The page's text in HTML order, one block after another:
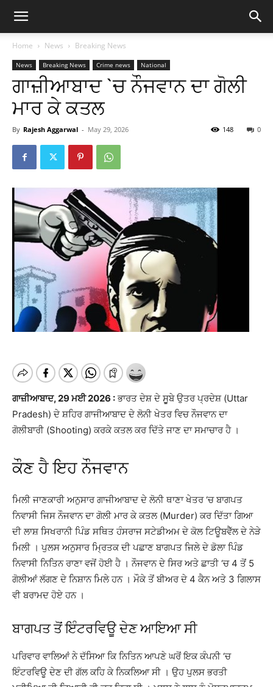
Home News Breaking News
News Breaking News Crime news National
ਗਾਜ਼ੀਆਬਾਦ `ਚ ਨੌਜਵਾਨ ਦਾ ਗੋਲੀ
ਮਾਰ ਕੇ ਕਤਲ
By Rajesh Aggarwal - May 29, 2026 0
148
ਗਾਜ਼ੀਆਬਾਦ, 29 ਮਈ 2026 : ਭਾਰਤ ਦੇਸ਼ ਦੇ ਸੂੁੁਬੇ ਉਤਰ ਪ੍ਰਦੇਸ਼ (Uttar
Pradesh) ਦੇ ਸ਼ਹਿਰ ਗਾਜੀਆਬਾਦ ਦੇ ਲੋਨੀ ਖੇਤਰ ਵਿਚ ਨੌਜਵਾਨ ਦਾ
ਗੋਲੀਬਾਰੀ (Shooting) ਕਰਕੇ ਕਤਲ ਕਰ ਦਿੱਤੇ ਜਾਣ ਦਾ ਸਮਾਚਾਰ ਹੈ ।
ਕੌਣ ਹੈ ਇਹ ਨੌਜਵਾਨ
ਮਿਲੀ ਜਾਣਕਾਰੀ ਅਨੁਸਾਰ ਗਾਜੀਆਬਾਦ ਦੇ ਲੋਨੀ ਥਾਣਾ ਖੇਤਰ ‘ਚ ਬਾਗਪਤ
ਨਿਵਾਸੀ ਜਿਸ ਨੌਜਵਾਨ ਦਾ ਗੋਲੀ ਮਾਰ ਕੇ ਕਤਲ (Murder) ਕਰ ਦਿੱਤਾ ਗਿਆ
ਦੀ ਲਾਸ਼ ਸਿਖਰਾਨੀ ਪਿੰਡ ਸਥਿਤ ਹੰਸਰਾਜ ਸਟੇਡੀਅਮ ਦੇ ਕੋਲ ਟਿਊਬਵੈੱਲ ਦੇ ਨੇੜੇ
ਮਿਲੀ । ਪੁਲਸ ਅਨੁਸਾਰ ਮ੍ਰਿਤਕ ਦੀ ਪਛਾਣ ਬਾਗਪਤ ਜਿਲੇ ਦੇ ਡੋਲਾ ਪਿੰਡ
ਨਿਵਾਸੀ ਨਿਤਿਨ ਰਾਣਾ ਵਜੋਂ ਹੋਈ ਹੈ । ਨੌਜਵਾਨ ਦੇ ਸਿਰ ਅਤੇ ਛਾਤੀ ‘ਚ 4 ਤੋਂ 5
ਗੋਲੀਆਂ ਲੱਗਣ ਦੇ ਨਿਸ਼ਾਨ ਮਿਲੇ ਹਨ । ਮੌਕੇ ਤੋਂ ਬੀਅਰ ਦੇ 4 ਕੈਨ ਅਤੇ 3 ਗਿਲਾਸ
ਵੀ ਬਰਾਮਦ ਹੋਏ ਹਨ ।
ਬਾਗਪਤ ਤੋਂ ਇੰਟਰਵਿਊ ਦੇਣ ਆਇਆ ਸੀ
ਪਰਿਵਾਰ ਵਾਲਿਆਂ ਨੇ ਦੱਸਿਆ ਕਿ ਨਿਤਿਨ ਆਪਣੇ ਘਰੋਂ ਇਕ ਕੰਪਨੀ ‘ਚ
ਇੰਟਰਵਿਊ ਦੇਣ ਦੀ ਗੱਲ ਕਹਿ ਕੇ ਨਿਕਲਿਆ ਸੀ । ਉਹ ਪੁਲਸ ਭਰਤੀ